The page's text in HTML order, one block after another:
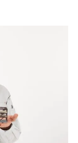
境
の評価法
較するポイ
利便性の高
底チェック